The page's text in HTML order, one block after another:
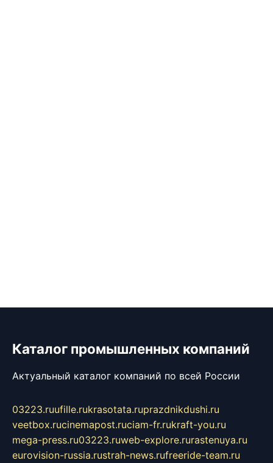
Каталог промышленных компаний
Актуальный каталог компаний по всей России
03223.ruufille.rukrasotata.ruprazdnikdushi.ru
veetbox.rucinemapost.ruciam-fr.rukraft-you.ru
mega-press.ru03223.ruweb-explore.rurastenuya.ru
eurovision-russia.rustrah-news.rufreeride-team.ru